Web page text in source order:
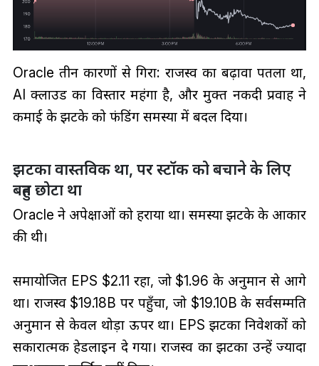
Oracle तीन कारणों से गिरा: राजस्व का बढ़ावा पतला था,
AI क्लाउड का विस्तार महंगा है, और मुक्त नकदी प्रवाह ने
कमाई के झटके को फंडिंग समस्या में बदल दिया।
झटका वास्तविक था, पर स्टॉक को बचाने के लिए
बहुत छोटा था
Oracle ने अपेक्षाओं को हराया था। समस्या झटके के आकार
की थी।
समायोजित EPS $2.11 रहा, जो $1.96 के अनुमान से आगे
था। राजस्व $19.18B पर पहुँचा, जो $19.10B के सर्वसम्मति
अनुमान से केवल थोड़ा ऊपर था। EPS झटका निवेशकों को
सकारात्मक हेडलाइन दे गया। राजस्व का झटका उन्हें ज्यादा